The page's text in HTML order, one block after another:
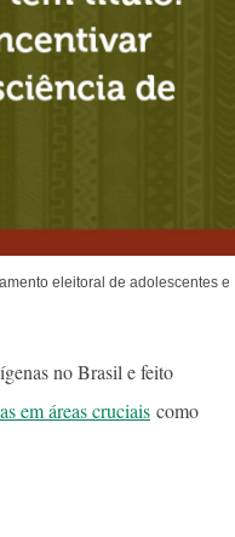
eleitoral de adolescentes e
no Brasil e feito
em áreas cruciais como